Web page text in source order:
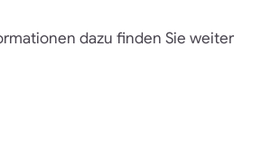
dazu finden Sie weiter